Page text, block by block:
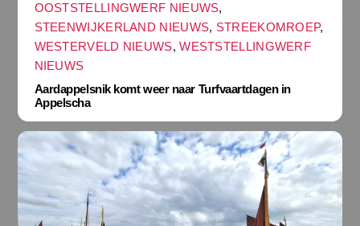
OOSTSTELLINGWERF NIEUWS,
STEENWIJKERLAND NIEUWS, STREEKOMROEP,
WESTERVELD NIEUWS,WESTSTELLINGWERF
NIEUWS
Aardappelsnik komt weer naar Turfvaartdagen in
Appelscha